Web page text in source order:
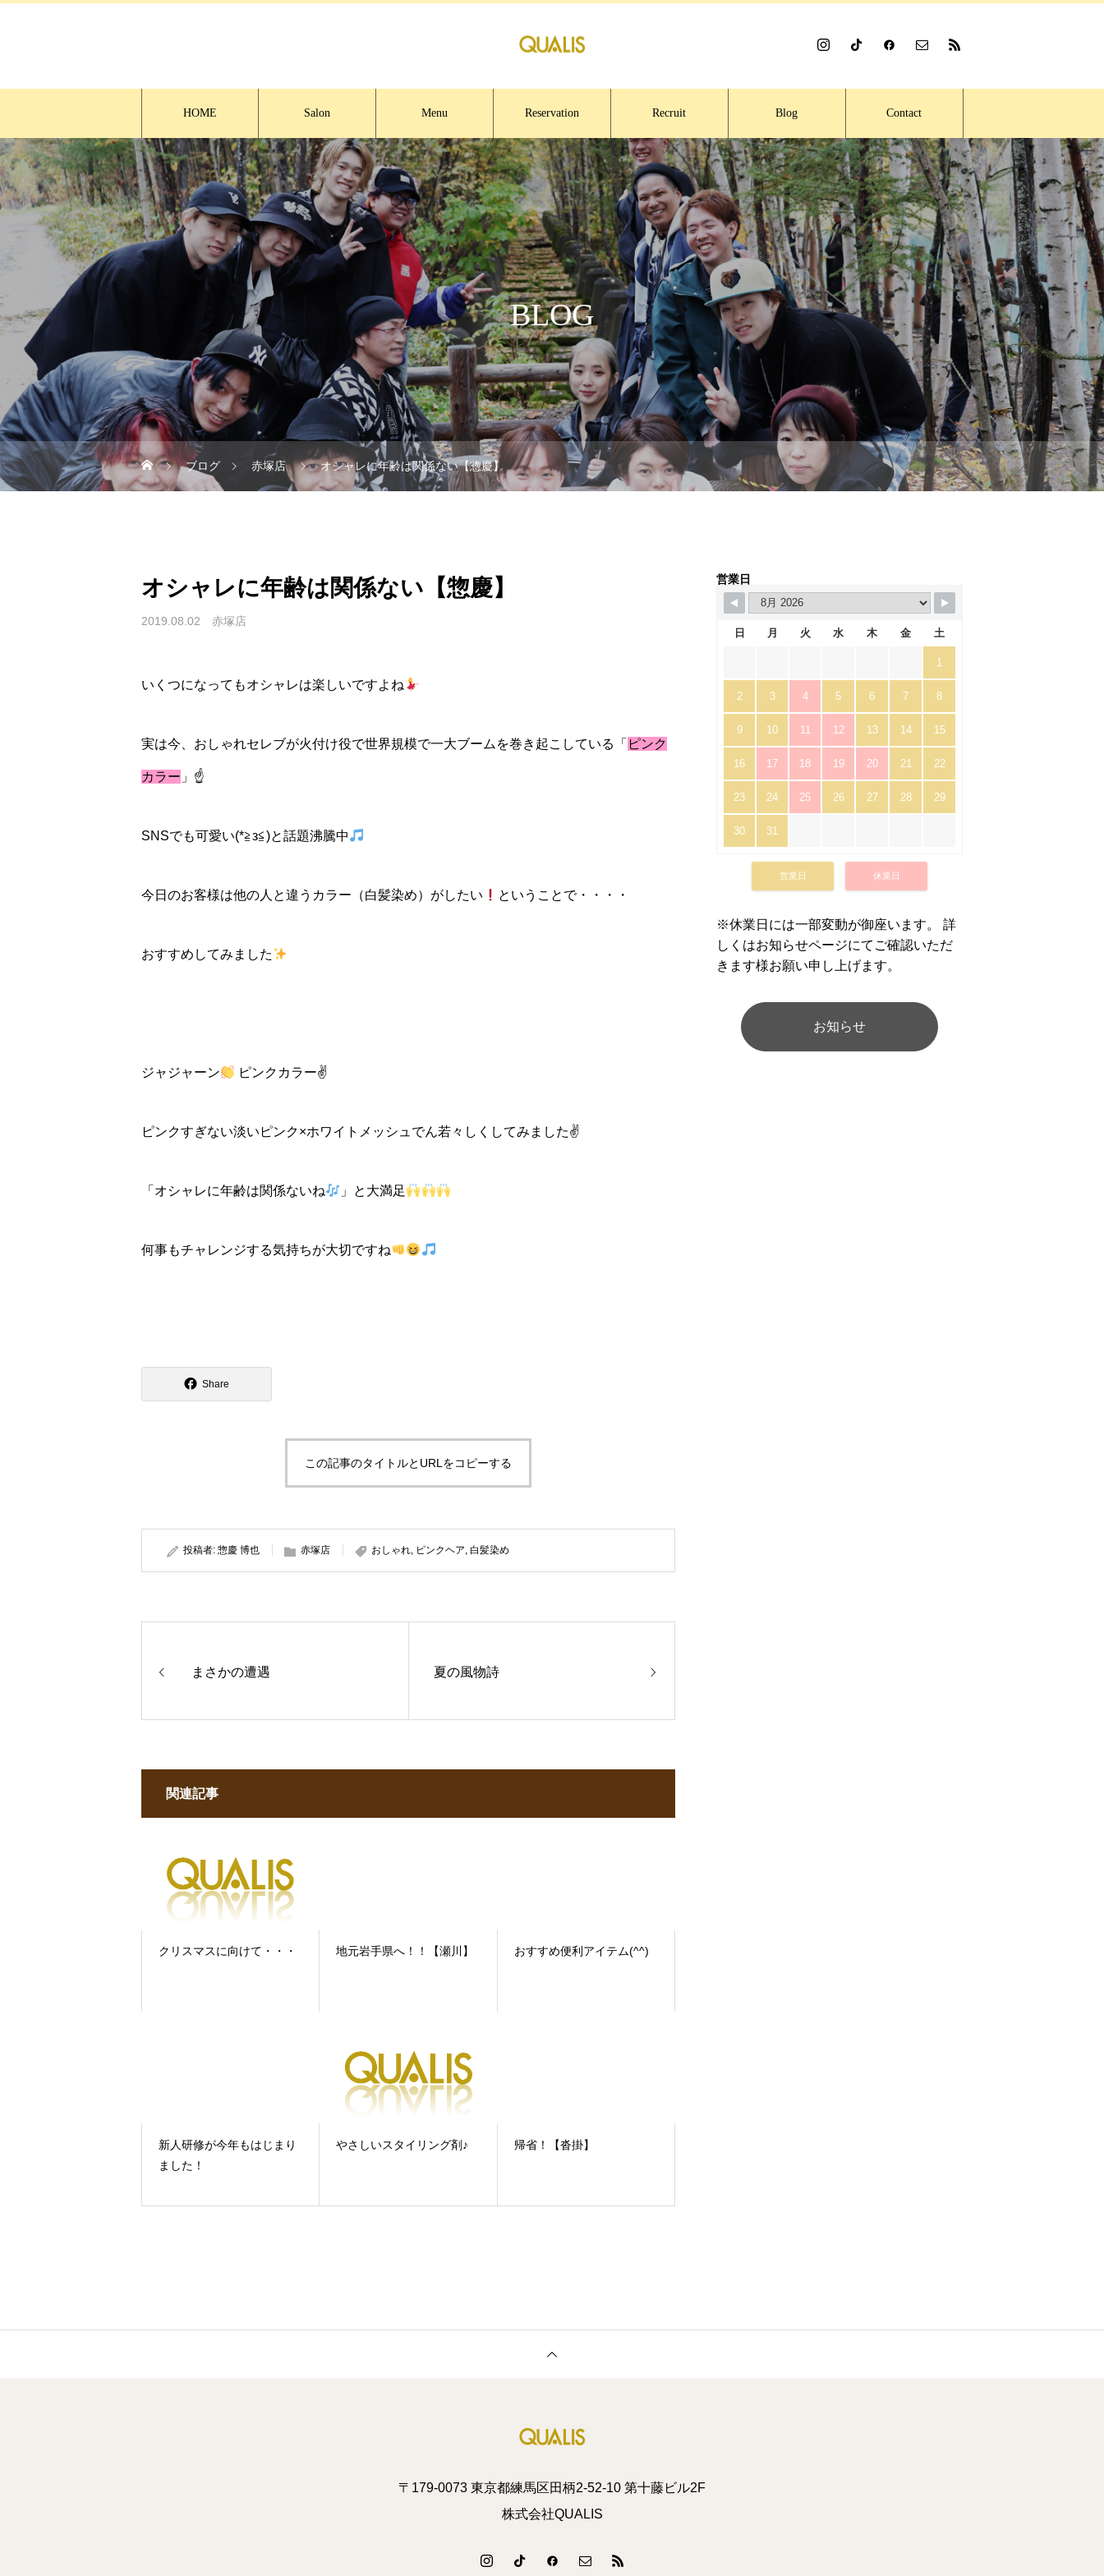
HOME Salon Menu Reservation Recruit Blog Contact
BLOG
ブログ 赤塚店 オシャレに年齢は関係ない【惣慶】
オシャレに年齢は関係ない【惣慶】
2019.08.02 赤塚店
いくつになってもオシャレは楽しいですよね
実は今、おしゃれセレブが火付け役で世界規模で一大ブームを巻き起こしている「 ピンク
カラー 」☝
SNSでも可愛い(*≧з≦)と話題沸騰中
今日のお客様は他の人と違うカラー（白髪染め）がしたい ということで・・・・
おすすめしてみました
ジャジャーン ピンクカラー✌
ピンクすぎない淡いピンク×ホワイトメッシュでん若々しくしてみました✌
「オシャレに年齢は関係ないね 」と大満足
何事もチャレンジする気持ちが大切ですね
Share
この記事のタイトルとURLをコピーする
投稿者: 惣慶 博也 赤塚店 おしゃれ, ピンクヘア, 白髪染め
まさかの遭遇 夏の風物詩
関連記事
クリスマスに向けて・・・ 地元岩手県へ！！【瀬川】 おすすめ便利アイテム(^^)
新人研修が今年もはじまり
ました！
やさしいスタイリング剤♪ 帰省！【沓掛】
営業日
日 月 火 水 木 金 土
1
2 3 4 5 6 7 8
9 10 11 12 13 14 15
16 17 18 19 20 21 22
23 24 25 26 27 28 29
30 31
営業日 休業日
※休業日には一部変動が御座います。 詳
しくはお知らせページにてご確認いただ
きます様お願い申し上げます。
お知らせ
〒179-0073 東京都練馬区田柄2-52-10 第十藤ビル2F
株式会社QUALIS